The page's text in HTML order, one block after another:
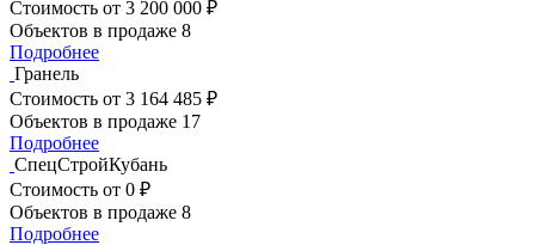
Стоимость от 3 200 000 ₽
Объектов в продаже 8
Подробнее
Гранель
Стоимость от 3 164 485 ₽
Объектов в продаже 17
Подробнее
СпецСтройКубань
Стоимость от 0 ₽
Объектов в продаже 8
Подробнее